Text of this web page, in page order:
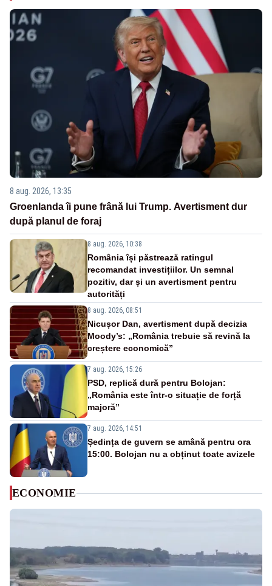
8 aug. 2026, 13:35
Groenlanda îi pune frână lui Trump. Avertisment dur
după planul de foraj
8 aug. 2026, 10:38
România își păstrează ratingul
recomandat investițiilor. Un semnal
pozitiv, dar și un avertisment pentru
autorități
8 aug. 2026, 08:51
Nicușor Dan, avertisment după decizia
Moody’s: „România trebuie să revină la
creștere economică”
7 aug. 2026, 15:26
PSD, replică dură pentru Bolojan:
„România este într-o situație de forță
majoră”
7 aug. 2026, 14:51
Ședința de guvern se amână pentru ora
15:00. Bolojan nu a obținut toate avizele
ECONOMIE